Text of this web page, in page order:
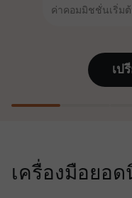
ค่าคอมมิชชั่นเริ่ม
คนสามารถรับ
หรือทริปในฝัน
การขาดทุนแล
เป
เครื่องมือยอด